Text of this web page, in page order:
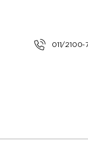
011/2100-